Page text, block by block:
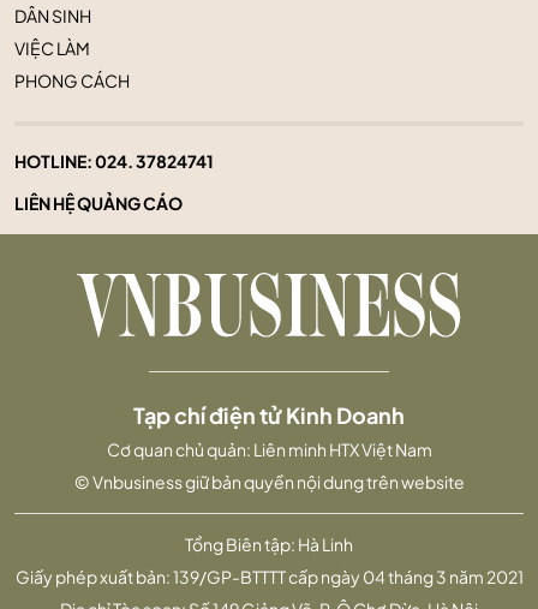
DÂN SINH
VIỆC LÀM
PHONG CÁCH
HOTLINE:024. 37824741
LIÊN HỆ QUẢNG CÁO
Tổng Biên tập: Hà Linh
Giấy phép xuất bản: 139/GP-BTTTT cấp ngày 04 tháng 3 năm 2021
Tạp chí điện tử Kinh Doanh
Cơ quan chủ quản: Liên minh HTX Việt Nam
© Vnbusiness giữ bản quyền nội dung trên website